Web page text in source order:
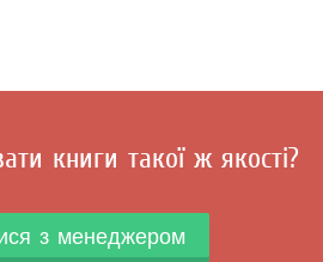
книги такої ж якості?
з менеджером